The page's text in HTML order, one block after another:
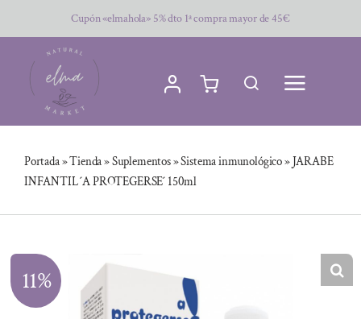
al
contenido
Cupón «elmahola» 5% dto 1ª compra mayor de 45€
Portada»Tienda»Suplementos»Sistema inmunológico»JARABE
INFANTIL ´A PROTEGERSE´ 150ml
11%